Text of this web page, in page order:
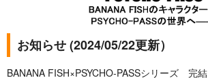
お知らせ (2024/05/22更新）
BANANA FISH×PSYCHO-PASSシリーズ 完結